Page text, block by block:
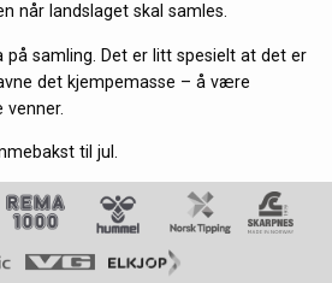
når landslaget skal samles.
på samling. Det er litt spesielt at det er
det kjempemasse – å være
til jul.